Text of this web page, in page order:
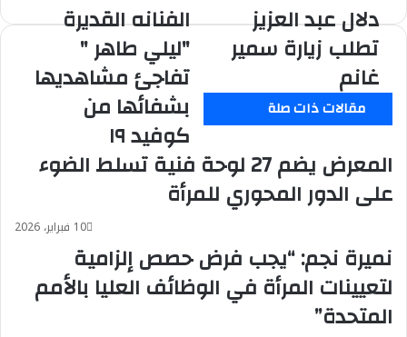
الفنانه
القديرة
"ليلي
طاهر
"
تفاجئ
مشاهديها
بشفائها
من
كوفيد
١٩
الفنانه القديرة
"ليلي طاهر "
تفاجئ مشاهديها
بشفائها من
كوفيد ١٩
دلال
عبد
العزيز
تطلب
زيارة
سمير
غانم
دلال عبد العزيز
تطلب زيارة سمير
غانم
مقالات ذات صلة
المعرض يضم 27 لوحة فنية تسلط الضوء
على الدور المحوري للمرأة
10 فبراير، 2026
نميرة نجم: “يجب فرض حصص إلزامية
لتعيينات المرأة في الوظائف العليا بالأمم
المتحدة”